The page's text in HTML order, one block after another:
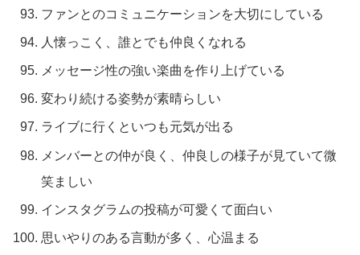
ファンとのコミュニケーションを大切にしている
人懐っこく、誰とでも仲良くなれる
メッセージ性の強い楽曲を作り上げている
変わり続ける姿勢が素晴らしい
ライブに行くといつも元気が出る
メンバーとの仲が良く、仲良しの様子が見ていて微
笑ましい
インスタグラムの投稿が可愛くて面白い
思いやりのある言動が多く、心温まる